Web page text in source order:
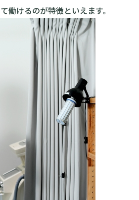
けるのが特徴といえます。